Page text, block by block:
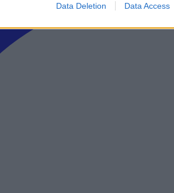
Data Deletion Data Access